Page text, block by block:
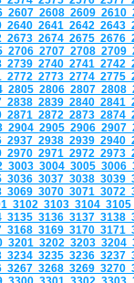
2607 2608 2609 2610
2640 2641 2642 2643
2673 2674 2675 2676
2706 2707 2708 2709
2739 2740 2741 2742
2772 2773 2774 2775
2805 2806 2807 2808
2838 2839 2840 2841
2871 2872 2873 2874
2904 2905 2906 2907
2937 2938 2939 2940
2970 2971 2972 2973
3003 3004 3005 3006
3036 3037 3038 3039
3069 3070 3071 3072
3102 3103 3104
3135 3136 3137 3138
3168 3169 3170 3171
3201 3202 3203 3204
3234 3235 3236 3237
3267 3268 3269 3270